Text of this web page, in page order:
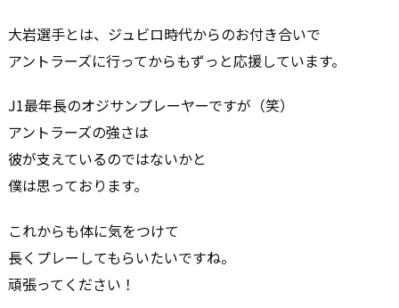
大岩選手とは、ジュビロ時代からのお付き合いで
アントラーズに行ってからもずっと応援しています。
J1最年長のオジサンプレーヤーですが（笑）
アントラーズの強さは
彼が支えているのではないかと
僕は思っております。
これからも体に気をつけて
長くプレーしてもらいたいですね。
頑張ってください！